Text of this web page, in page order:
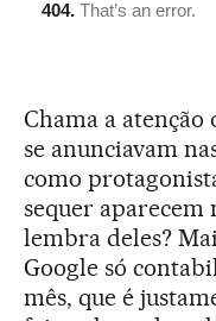
Chama a atenção
se anunciavam
como
sequer aparecem
lembra deles?
Google só
mês, que é